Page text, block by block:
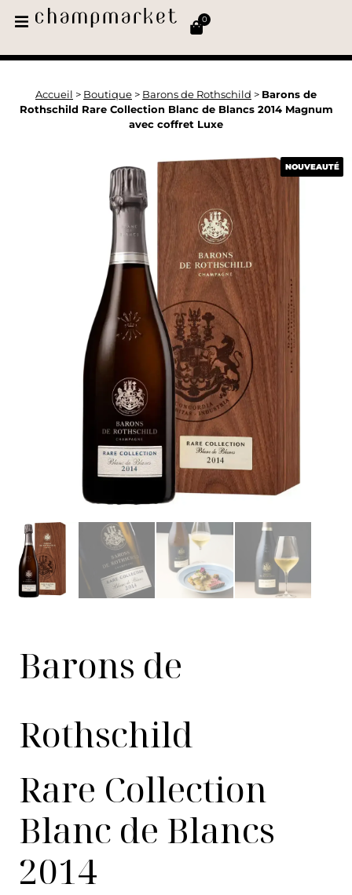
0
Accueil > Boutique > Barons de Rothschild > Barons de
Rothschild Rare Collection Blanc de Blancs 2014 Magnum
avec coffret Luxe
NOUVEAUTÉ
Barons de
Rothschild
Rare Collection
Blanc de Blancs
2014